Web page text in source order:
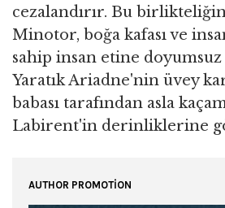
cezalandırır. Bu
Minotor, boğa kafası ve
sahip insan etine
Yaratık Ariadne'nin üvey
babası tarafından asla
Labirent'in derinliklerine
AUTHOR PROMOTION